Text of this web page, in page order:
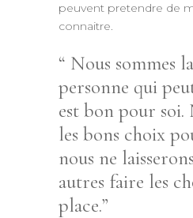
peuvent pretendre de
connaitre.
Nous sommes
personne qui
est bon pour soi.
les bons choix
nous ne
autres faire les
place.